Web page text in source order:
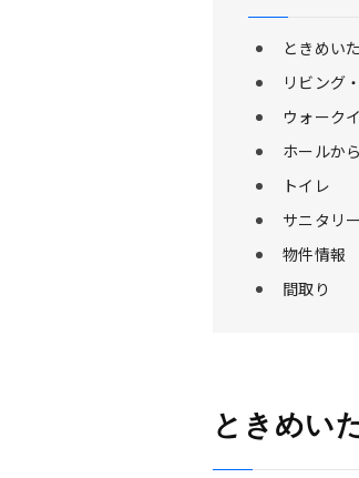
ときめい
リビング
ウォーク
ホールか
トイレ
サニタリー
物件情報
間取り
ときめい